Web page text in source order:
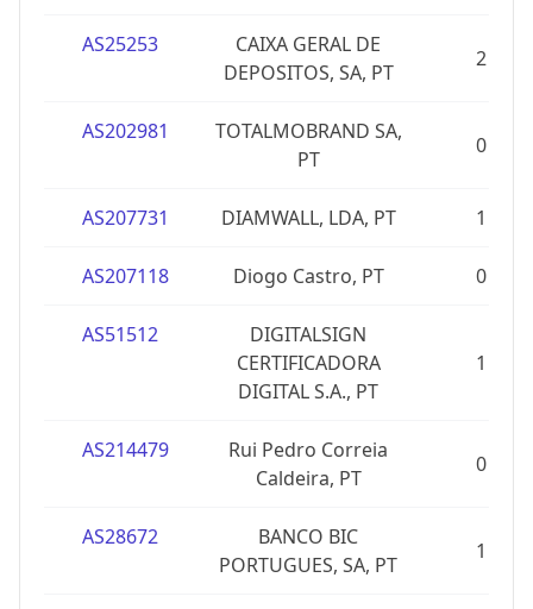
AS25253
CAIXA GERAL DE
DEPOSITOS, SA, PT
2
AS202981
TOTALMOBRAND SA,
PT
0
AS207731 DIAMWALL, LDA, PT 1
AS207118 Diogo Castro, PT 0
AS51512
DIGITALSIGN
CERTIFICADORA
DIGITAL S.A., PT
1
AS214479
Rui Pedro Correia
Caldeira, PT
0
AS28672
BANCO BIC
PORTUGUES, SA, PT
1